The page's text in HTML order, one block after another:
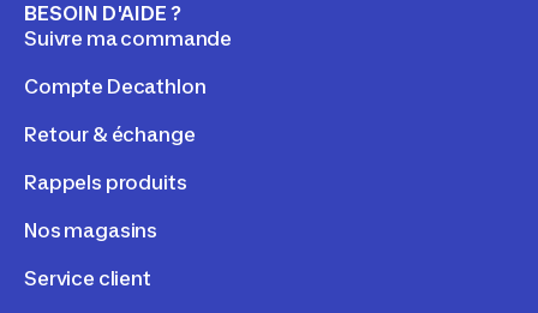
BESOIN D'AIDE ?
Suivre ma commande
Compte Decathlon
Retour & échange
Rappels produits
Nos magasins
Service client